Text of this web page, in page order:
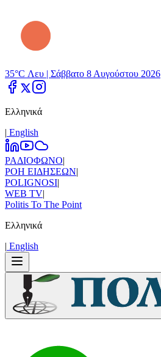
35°C Λευ | Σάββατο 8 Αυγούστου 2026
Ελληνικά
| Εnglish
ΡΑΔΙΟΦΩΝΟ|
ΡΟΗ ΕΙΔΗΣΕΩΝ|
POLIGNOSI|
WEB TV|
Politis To The Point
Ελληνικά
| Εnglish